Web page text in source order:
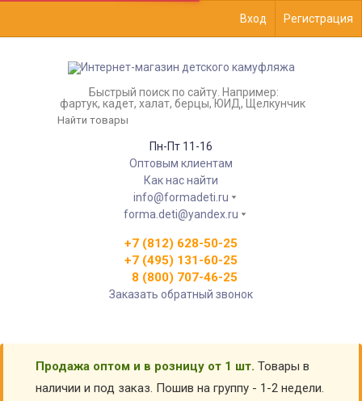
Вход Регистрация
Быстрый поиск по сайту. Например:
фартук, кадет, халат, берцы, ЮИД, Щелкунчик
Пн-Пт 11-16
Оптовым клиентам
Как нас найти
info@formadeti.ru
forma.deti@yandex.ru
+7 (812) 628-50-25
+7 (495) 131-60-25
8 (800) 707-46-25
Заказать обратный звонок
Продажа оптом и в розницу от 1 шт. Товары в
наличии и под заказ. Пошив на группу - 1-2 недели.